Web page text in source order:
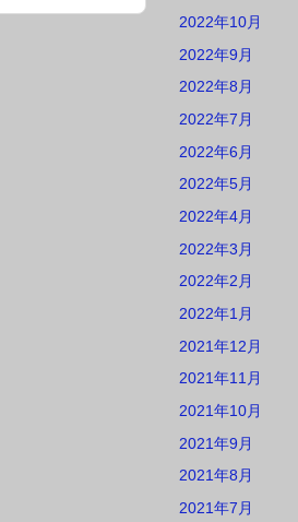
2022年10月
2022年9月
2022年8月
2022年7月
2022年6月
2022年5月
2022年4月
2022年3月
2022年2月
2022年1月
2021年12月
2021年11月
2021年10月
2021年9月
2021年8月
2021年7月